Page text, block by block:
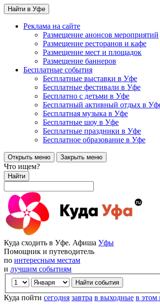
Найти в Уфе
Реклама на сайте
Размещение анонсов мероприятий
Размещение ресторанов и кафе
Размещение мест и площадок
Размещение баннеров
Бесплатные события
Бесплатные выставки в Уфе
Бесплатные фестивали в Уфе
Бесплатно с детьми в Уфе
Бесплатный активный отдых в
Бесплатная музыка в Уфе
Бесплатные шоу в Уфе
Бесплатные праздники в Уфе
Бесплатное образование в Уфе
Открыть меню Закрыть меню
Что ищем?
Найти
Куда сходить в Уфе. Афиша Уфы
Помощник и путеводитель
по интересным местам
и лучшим событиям
Куда пойти сегодня завтра в выходные в этом